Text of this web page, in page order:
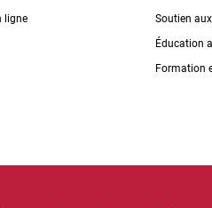
ligne
Soutien
Éducation
Formation